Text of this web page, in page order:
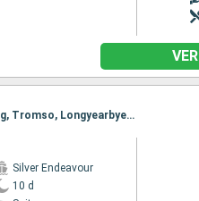
Itinerario : Longyearbyen, Svalbard Northern, Svalbard Southern, Bear Island, Skarsvag, Tromso, Longyearbyen, Svalbard Northern, Svalbard Southern, Bear Island, Skarsvag, Tromso
Silver Endeavour
10 d